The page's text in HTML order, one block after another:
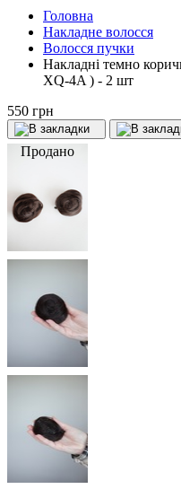
Головна
Накладне волосся
Волосся пучки
Накладні темно
XQ-4A ) - 2 шт
550 грн
Продано